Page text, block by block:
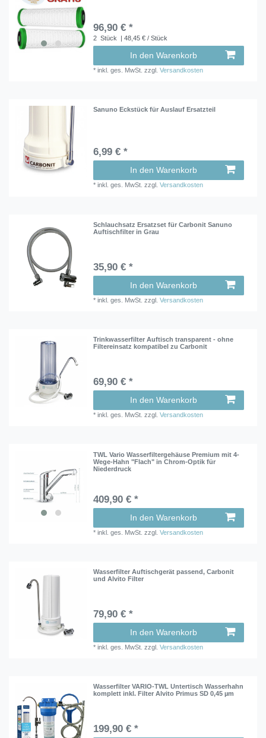
96,90 € *
2 Stück | 48,45 € / Stück
In den Warenkorb
*inkl. ges. MwSt. zzgl.Versandkosten
Sanuno Eckstück für Auslauf Ersatzteil
6,99 € *
In den Warenkorb
*inkl. ges. MwSt. zzgl.Versandkosten
Schlauchsatz Ersatzset für Carbonit Sanuno
Auftischfilter in Grau
35,90 € *
In den Warenkorb
*inkl. ges. MwSt. zzgl.Versandkosten
Trinkwasserfilter Auftisch transparent - ohne
Filtereinsatz kompatibel zu Carbonit
69,90 € *
In den Warenkorb
*inkl. ges. MwSt. zzgl.Versandkosten
TWL Vario Wasserfiltergehäuse Premium mit 4-
Wege-Hahn "Flach" in Chrom-Optik für
Niederdruck
409,90 € *
In den Warenkorb
*inkl. ges. MwSt. zzgl.Versandkosten
Wasserfilter Auftischgerät passend, Carbonit
und Alvito Filter
79,90 € *
In den Warenkorb
*inkl. ges. MwSt. zzgl.Versandkosten
Wasserfilter VARIO-TWL Untertisch Wasserhahn
komplett inkl. Filter Alvito Primus SD 0,45 µm
199,90 € *